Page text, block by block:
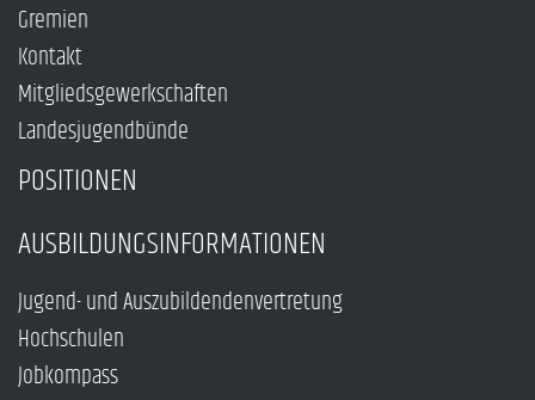
Gremien
Kontakt
Mitgliedsgewerkschaften
Landesjugendbünde
POSITIONEN
AUSBILDUNGSINFORMATIONEN
Jugend- und Auszubildendenvertretung
Hochschulen
Jobkompass